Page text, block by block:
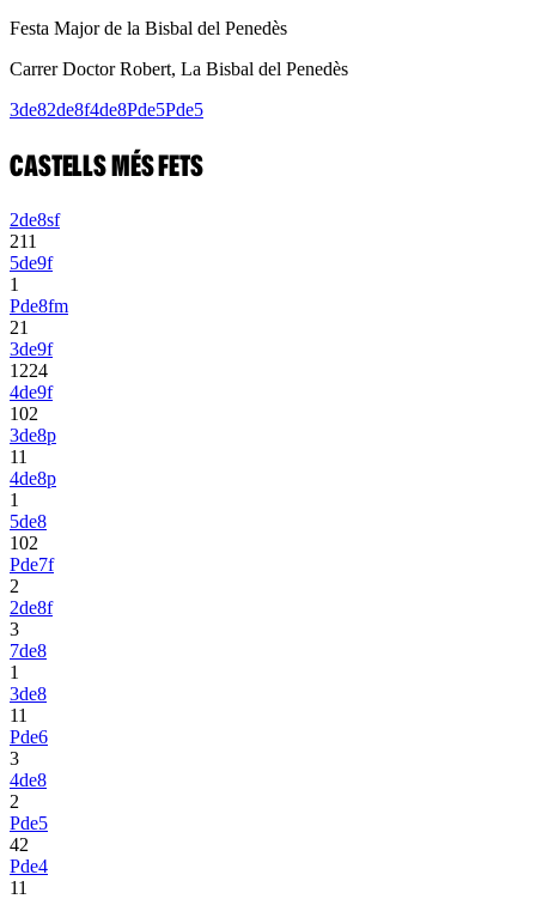
Festa Major de la Bisbal del Penedès
Carrer Doctor Robert, La Bisbal del Penedès
3de82de8f4de8Pde5Pde5
CASTELLS MÉS FETS
2de8sf
211
5de9f
1
Pde8fm
21
3de9f
1224
4de9f
102
3de8p
11
4de8p
1
5de8
102
Pde7f
2
2de8f
3
7de8
1
3de8
11
Pde6
3
4de8
2
Pde5
42
Pde4
11